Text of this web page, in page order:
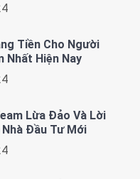
Tiền Cho Người
Nhất Hiện Nay
Lừa Đảo Và Lời
Đầu Tư Mới